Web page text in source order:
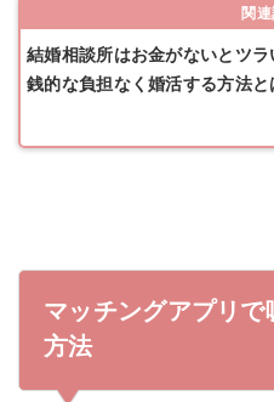
関
結婚相談所はお金がないとツラ
銭的な負担なく婚活する方法と
マッチングアプリで
方法